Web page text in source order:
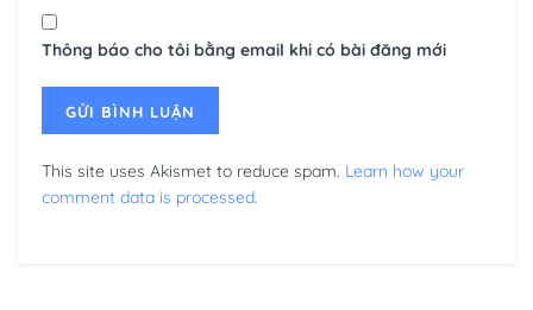
Thông báo cho tôi bằng email khi có bài đăng mới
This site uses Akismet to reduce spam. Learn how your
comment data is processed.